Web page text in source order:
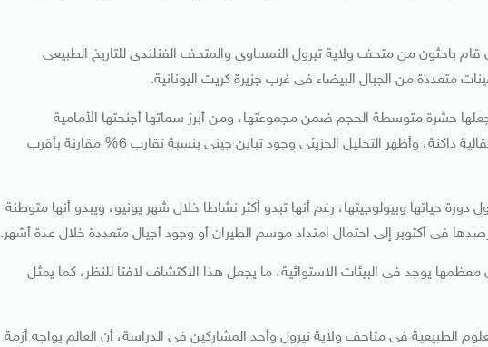
قام باحثون من متحف ولاية تيرول النمساوى والمتحف الفنلندى للتاريخ الطبيعى
متعددة من الجبال البيضاء فى غرب جزيرة كريت اليونانية.
عثة البابا ليو نحو 1.9 سم، ما يجعلها حشرة متوسطة الحجم ضمن مجموعتها، ومن أبرز سماتها أجنحتها الأمامية
الأرجوانية المزينة بخطوط بيضاء متعددة وبقع برتقالية داكنة، وأظهر التحليل الجزيئى وجود تباين جينى بنسبة تقارب 6% مقارنة بأقرب
حياتها وبيولوجيتها، رغم أنها تبدو أكثر نشاطا خلال شهر يونيو، ويبدو أنها متوطنة
فى أكتوبر إلى احتمال امتداد موسم الطيران أو وجود أجيال متعددة خلال عدة أشهر.
سنويا، إلا أن معظمها يوجد فى البيئات الاستوائية، ما يجعل هذا الاكتشاف لافتا للنظر، كما يمثل
الطبيعية فى متاحف ولاية تيرول وأحد المشاركين فى الدراسة، أن العالم يواجه أزمة